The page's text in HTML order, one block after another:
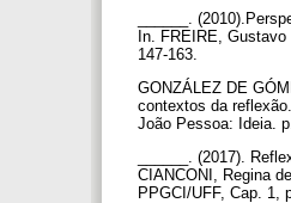
______.
In. FREIRE,
147-163.
GONZÁLEZ DE
contextos da
João Pessoa: Ideia.
______. (2017).
CIANCONI, Regina
PPGCI/UFF, Cap. 1,